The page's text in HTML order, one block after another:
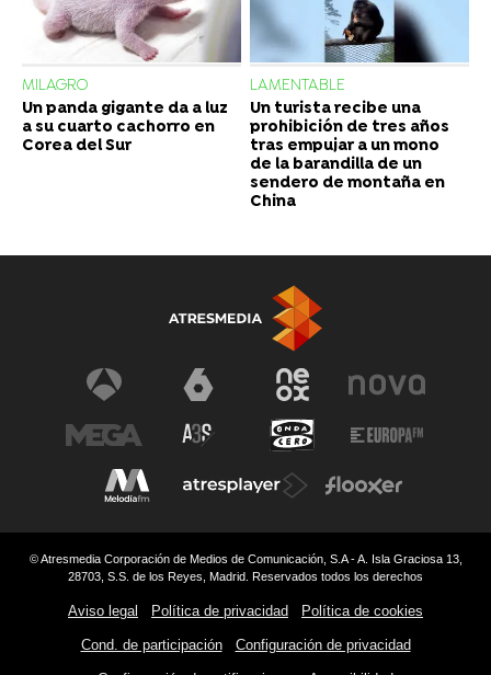
MILAGRO
Un panda gigante da a luz
a su cuarto cachorro en
Corea del Sur
LAMENTABLE
Un turista recibe una
prohibición de tres años
tras empujar a un mono
de la barandilla de un
sendero de montaña en
China
© Atresmedia Corporación de Medios de Comunicación, S.A - A. Isla Graciosa 13,
28703, S.S. de los Reyes, Madrid. Reservados todos los derechos
Aviso legal Política de privacidad Política de cookies
Cond. de participación Configuración de privacidad